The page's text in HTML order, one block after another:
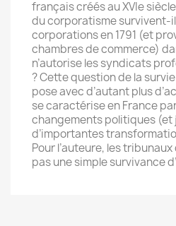
français créés au XVIe
du corporatisme survivent-
corporations en 1791 (et
chambres de commerce)
n’autorise les syndicats
? Cette question de la
pose avec d’autant plus
se caractérise en France
changements politiques
d’importantes
Pour l’auteure, les
pas une simple survivance